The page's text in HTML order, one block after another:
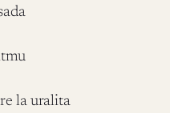
la uralita